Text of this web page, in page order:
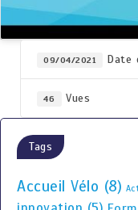
09/04/2021 Date
46 Vues
Tags
Accueil Vélo (8)